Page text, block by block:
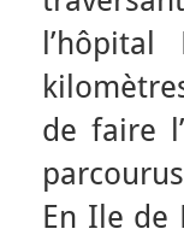
de faire
En Ile de